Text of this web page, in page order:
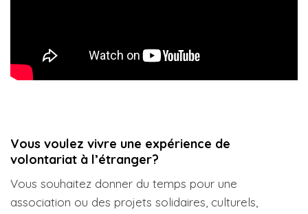
Vous voulez vivre une expérience de
volontariat à l’étranger?
Vous souhaitez donner du temps pour une
association ou des projets solidaires, culturels,